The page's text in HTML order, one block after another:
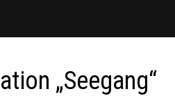
„Seegang“